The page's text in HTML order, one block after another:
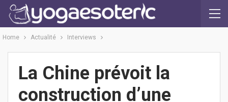
Home Actualité Interviews
La Chine prévoit la
construction d’une